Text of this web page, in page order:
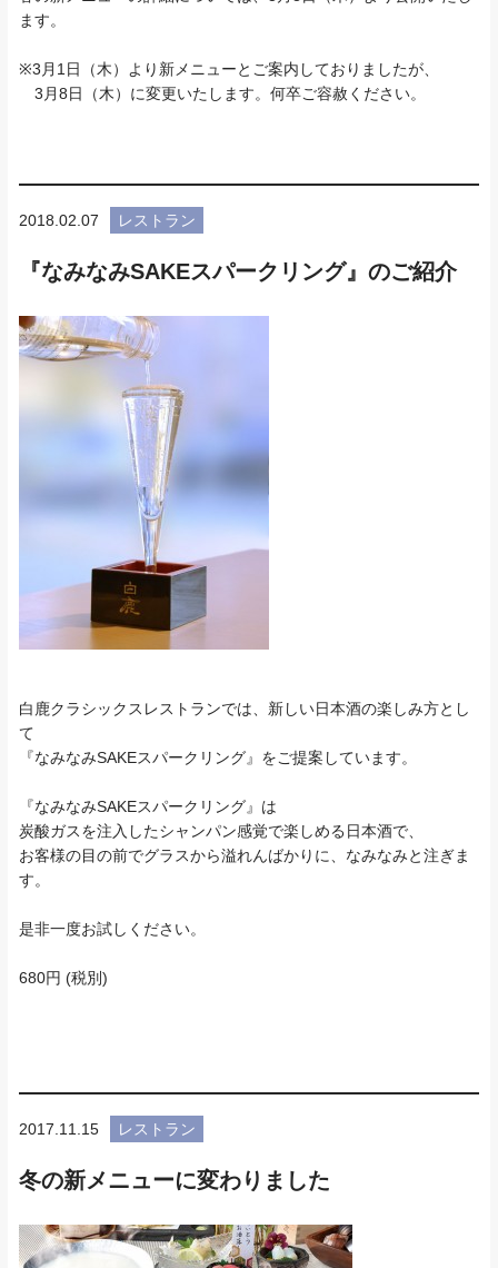
ます。
※3月1日（木）より新メニューとご案内しておりましたが、
3月8日（木）に変更いたします。何卒ご容赦ください。
2018.02.07 レストラン
『なみなみSAKEスパークリング』のご紹介
白鹿クラシックスレストランでは、新しい日本酒の楽しみ方とし
て
『なみなみSAKEスパークリング』をご提案しています。
『なみなみSAKEスパークリング』は
炭酸ガスを注入したシャンパン感覚で楽しめる日本酒で、
お客様の目の前でグラスから溢れんばかりに、なみなみと注ぎま
す。
是非一度お試しください。
680円 (税別)
2017.11.15 レストラン
冬の新メニューに変わりました